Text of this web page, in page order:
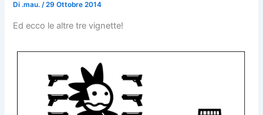
Di .mau./29 Ottobre 2014
Ed ecco le altre tre vignette!